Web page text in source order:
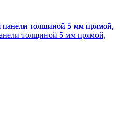
толщиной 5 мм прямой,